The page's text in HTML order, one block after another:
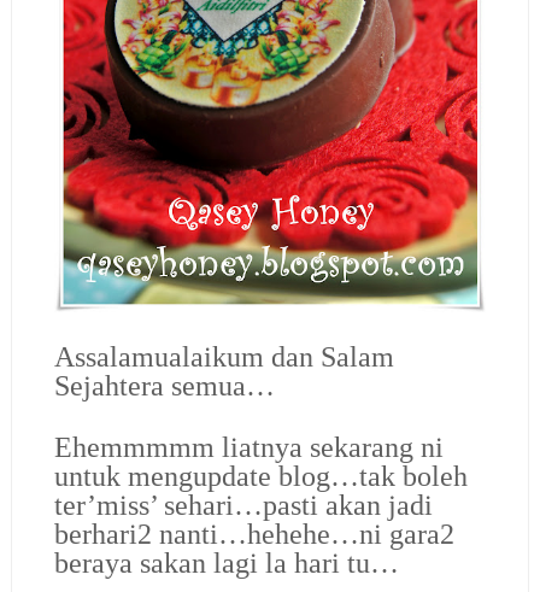
Assalamualaikum dan Salam
Sejahtera semua…
Ehemmmmm liatnya sekarang ni
untuk mengupdate blog…tak boleh
ter’miss’ sehari…pasti akan jadi
berhari2 nanti…hehehe…ni gara2
beraya sakan lagi la hari tu…